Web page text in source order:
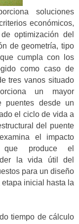
soluciones
económicos,
optimización del
de geometría, tipo
cumpla con los
como caso de
tres vanos situado
un mayor
puentes desde un
el ciclo de vida a
del puente
el impacto
que produce el
la vida útil del
para un diseño
inicial hasta la
tiempo de cálculo